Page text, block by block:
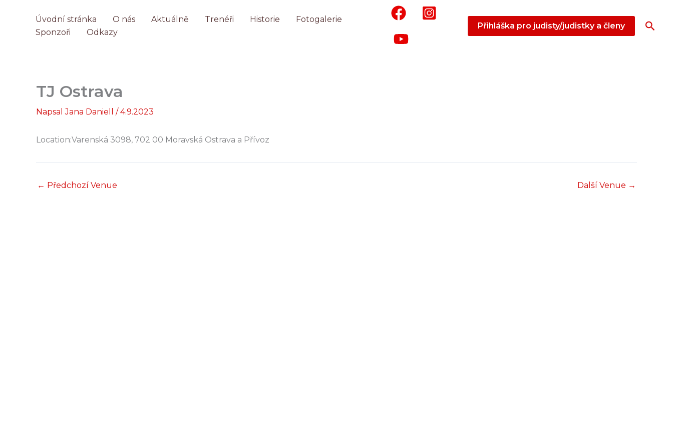
Úvodní stránka O nás Aktuálně Trenéři Historie
Fotogalerie
Sponzoři
Odkazy
Přihláška pro judisty/judistky a členy
TJ Ostrava
NapsalJana Daniell /4.9.2023
Location:Varenská 3098, 702 00 Moravská Ostrava a Přívoz
← Předchozí Venue Další Venue →